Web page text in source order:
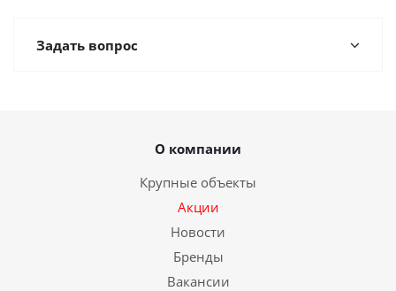
Задать вопрос
О компании
Крупные объекты
Акции
Новости
Бренды
Вакансии